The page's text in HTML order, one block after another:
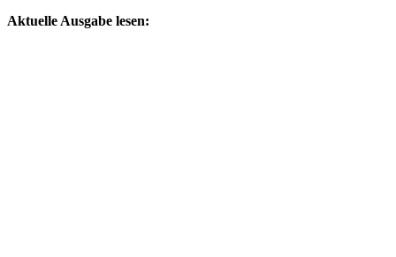
Aktuelle Ausgabe lesen: